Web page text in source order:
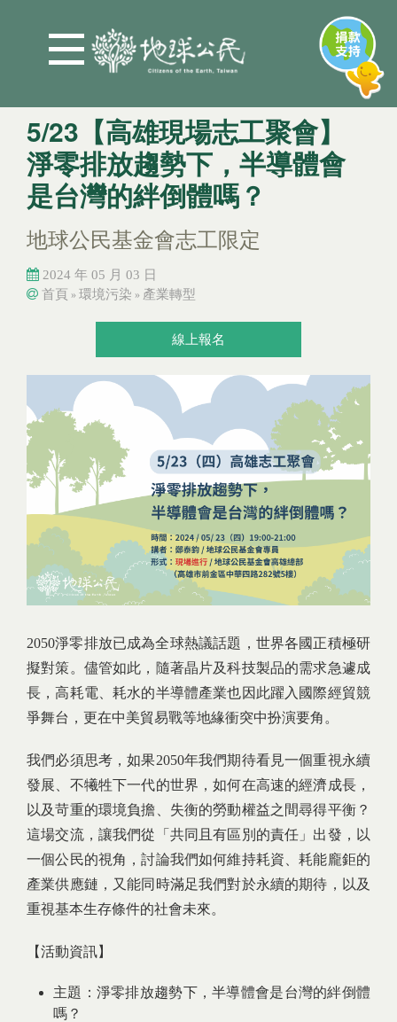
5/23【高雄現場志工聚會】
淨零排放趨勢下，半導體會
是台灣的絆倒體嗎？
地球公民基金會志工限定
2024 年 05 月 03 日
您在這裡
首頁 » 環境污染 » 產業轉型
線上報名
2050淨零排放已成為全球熱議話題，世界各國正積極研
擬對策。儘管如此，隨著晶片及科技製品的需求急遽成
長，高耗電、耗水的半導體產業也因此躍入國際經貿競
爭舞台，更在中美貿易戰等地緣衝突中扮演要角。
我們必須思考，如果2050年我們期待看見一個重視永續
發展、不犧牲下一代的世界，如何在高速的經濟成長，
以及苛重的環境負擔、失衡的勞動權益之間尋得平衡？
這場交流，讓我們從「共同且有區別的責任」出發，以
一個公民的視角，討論我們如何維持耗資、耗能龐鉅的
產業供應鏈，又能同時滿足我們對於永續的期待，以及
重視基本生存條件的社會未來。
【活動資訊】
主題：淨零排放趨勢下，半導體會是台灣的絆倒體
嗎？